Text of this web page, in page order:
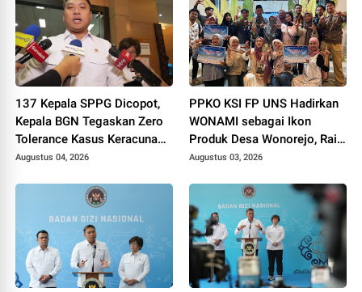
137 Kepala SPPG Dicopot,
Kepala BGN Tegaskan Zero
Tolerance Kasus Keracunan
MBG
Augustus 04, 2026
PPKO KSI FP UNS Hadirkan
WONAMI sebagai Ikon
Produk Desa Wonorejo, Raih
Tiga Penghargaan di
Augustus 03, 2026